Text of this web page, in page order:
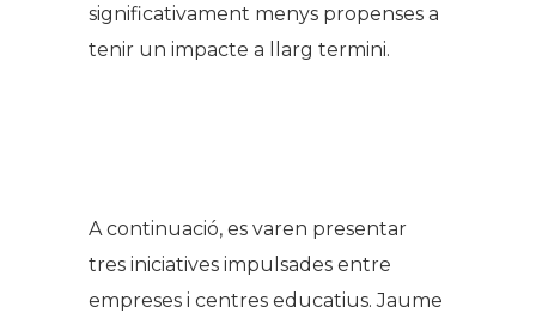
significativament menys propenses a
tenir un impacte a llarg termini.
A continuació, es varen presentar
tres iniciatives impulsades entre
empreses i centres educatius. Jaume